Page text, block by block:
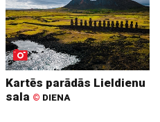
Kartēs parādās Lieldienu
sala © DIENA